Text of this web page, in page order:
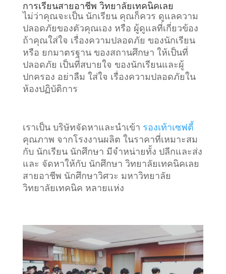
การเรียนสายอาชีพ วิทยาลัยเทคนิคเลย
ไม่ว่าคุณจะเป็น นักเรียน คุณก็ควร ดูแลความ
ปลอดภัยของตัวคุณเอง หรือ ผู้ดูแลที่เกี่ยวข้อง
ถ้าคุณใส่ใจ เรื่องความปลอดภัย ของนักเรียน
หรือ ยกมาตรฐาน ของสถานศึกษา ให้เป็นที่
ปลอดภัย เป็นที่สบายใจ ของนักเรียนและผู้
ปกครอง อย่าลืม ใส่ใจ เรื่องความปลอดภัยใน
ห้องปฏิบัติการ
เราเป็น บริษัทจัดหาและนำเข้า รองเท้าเซฟตี้
คุณภาพ จากโรงงานผลิต ในราคาที่เหมาะสม
กับ นักเรียน นักศึกษา มีจำหน่ายทั้ง ปลีกและส่ง
และ จัดหาให้กับ นักศึกษา วิทยาลัยเทคนิคเลย
สายอาชีพ นักศึกษาวิศวะ มหาวิทยาลัย
วิทยาลัยเทคนิค หลายแห่ง